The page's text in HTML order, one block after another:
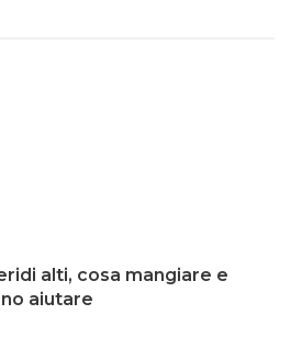
alti, cosa mangiare e
aiutare